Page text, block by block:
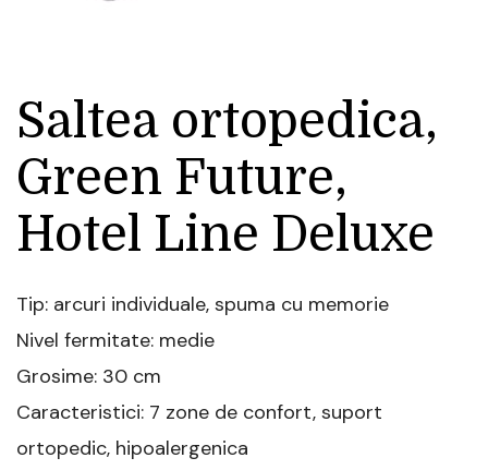
Saltea ortopedica,
Green Future,
Hotel Line Deluxe
Tip: arcuri individuale, spuma cu memorie
Nivel fermitate: medie
Grosime: 30 cm
Caracteristici: 7 zone de confort, suport
ortopedic, hipoalergenica